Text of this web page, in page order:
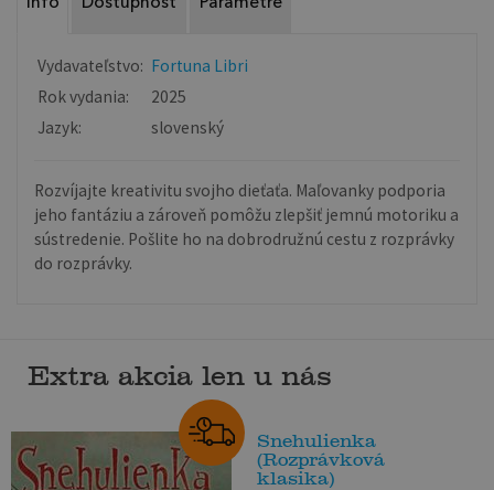
Vydavateľstvo: Fortuna Libri
Rok vydania:
2025
Jazyk:
slovenský
Rozvíjajte kreativitu svojho dieťaťa. Maľovanky podporia
jeho fantáziu a zároveň pomôžu zlepšiť jemnú motoriku a
sústredenie. Pošlite ho na dobrodružnú cestu z rozprávky
do rozprávky.
Extra akcia len u nás
Snehulienka
(Rozprávková
klasika)